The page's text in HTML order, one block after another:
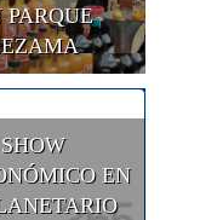
PARQUE
SHOW
EN